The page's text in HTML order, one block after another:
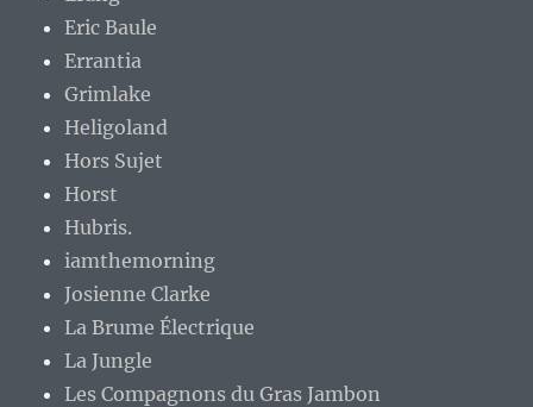
Eric Baule
Errantia
Grimlake
Heligoland
Hors Sujet
Horst
Hubris.
iamthemorning
Josienne Clarke
La Brume Électrique
La Jungle
Les Compagnons du Gras Jambon